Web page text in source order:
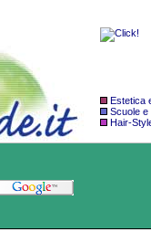
Estetica
Scuole e
Hair-